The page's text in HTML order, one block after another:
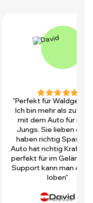
"Perfekt für
Ich bin mehr als
mit dem Auto für
Jungs. Sie lieben es
haben richtig Spass!
Auto hat richtig Kraft
perfekt für im Gelände.
Support kann man auch
loben"
David
1 mai 2026